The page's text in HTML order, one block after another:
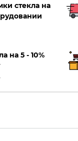
стекла на
на 5 - 10%